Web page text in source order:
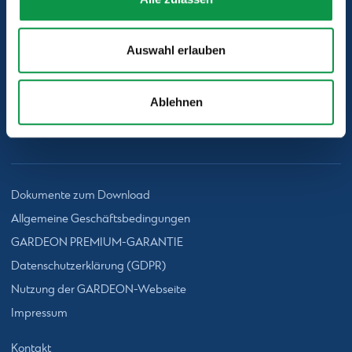
Auswahl erlauben
Ablehnen
Dokumente zum Download
Allgemeine Geschäftsbedingungen
GARDEON PREMIUM-GARANTIE
Datenschutzerklärung (GDPR)
Nutzung der GARDEON-Webseite
Impressum
Kontakt